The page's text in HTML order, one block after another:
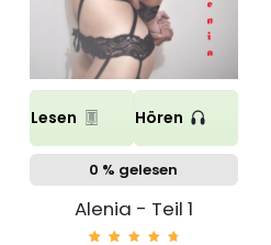
Lesen Hören
0 % gelesen
Alenia - Teil 1